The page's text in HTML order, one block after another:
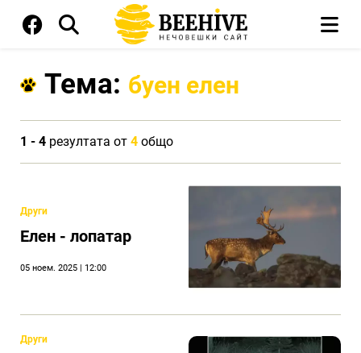
Тема: буен елен
1 - 4 резултата от 4 общо
Други
Eлен - лопатар
05 ноем. 2025 | 12:00
Други